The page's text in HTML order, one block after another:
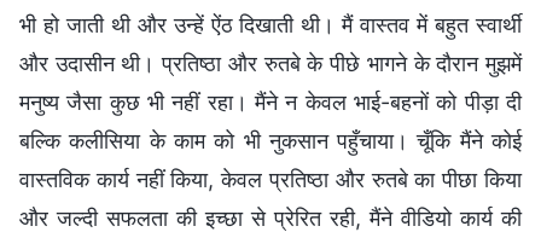
भी हो जाती थी और उन्हें ऐंठ दिखाती थी। मैं वास्तव में बहुत स्वार्थी
और उदासीन थी। प्रतिष्ठा और रुतबे के पीछे भागने के दौरान मुझमें
मनुष्य जैसा कुछ भी नहीं रहा। मैंने न केवल भाई-बहनों को पीड़ा दी
बल्कि कलीसिया के काम को भी नुकसान पहुँचाया। चूँकि मैंने कोई
वास्तविक कार्य नहीं किया, केवल प्रतिष्ठा और रुतबे का पीछा किया
और जल्दी सफलता की इच्छा से प्रेरित रही, मैंने वीडियो कार्य की